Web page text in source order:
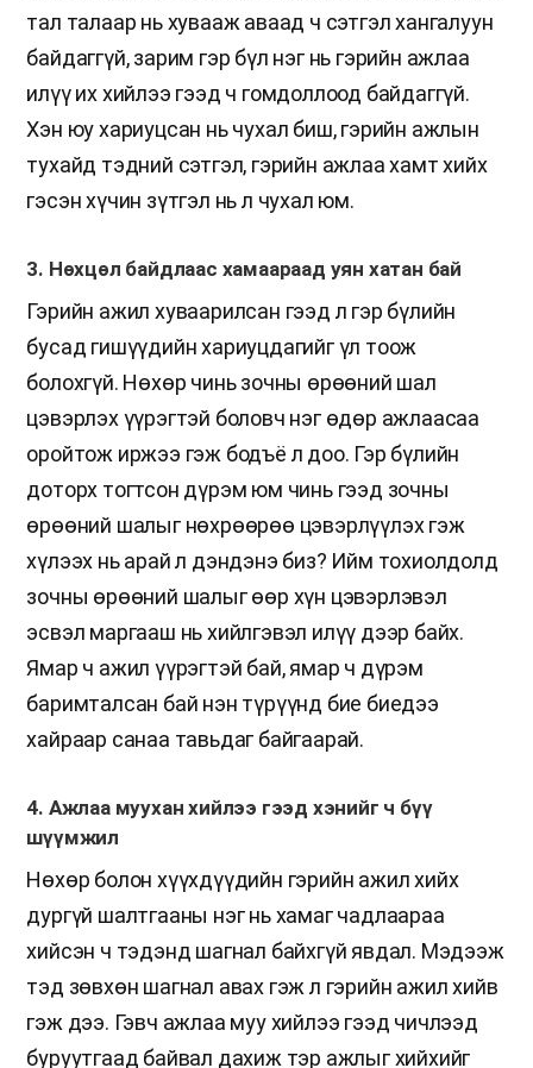
тал талаар нь хувааж аваад ч сэтгэл хангалуун
байдаггүй, зарим гэр бүл нэг нь гэрийн ажлаа
илүү их хийлээ гээд ч гомдоллоод байдаггүй.
Хэн юу хариуцсан нь чухал биш, гэрийн ажлын
тухайд тэдний сэтгэл, гэрийн ажлаа хамт хийх
гэсэн хүчин зүтгэл нь л чухал юм.
3. Нөхцөл байдлаас хамаараад уян хатан бай
Гэрийн ажил хуваарилсан гээд л гэр бүлийн
бусад гишүүдийн хариуцдагийг үл тоож
болохгүй. Нөхөр чинь зочны өрөөний шал
цэвэрлэх үүрэгтэй боловч нэг өдөр ажлаасаа
оройтож иржээ гэж бодъё л доо. Гэр бүлийн
доторх тогтсон дүрэм юм чинь гээд зочны
өрөөний шалыг нөхрөөрөө цэвэрлүүлэх гэж
хүлээх нь арай л дэндэнэ биз? Ийм тохиолдолд
зочны өрөөний шалыг өөр хүн цэвэрлэвэл
эсвэл маргааш нь хийлгэвэл илүү дээр байх.
Ямар ч ажил үүрэгтэй бай, ямар ч дүрэм
баримталсан бай нэн түрүүнд бие биедээ
хайраар санаа тавьдаг байгаарай.
4. Ажлаа муухан хийлээ гээд хэнийг ч бүү
шүүмжил
Нөхөр болон хүүхдүүдийн гэрийн ажил хийх
дургүй шалтгааны нэг нь хамаг чадлаараа
хийсэн ч тэдэнд шагнал байхгүй явдал. Мэдээж
тэд зөвхөн шагнал авах гэж л гэрийн ажил хийв
гэж дээ. Гэвч ажлаа муу хийлээ гээд чичлээд
буруутгаад байвал дахиж тэр ажлыг хийхийг